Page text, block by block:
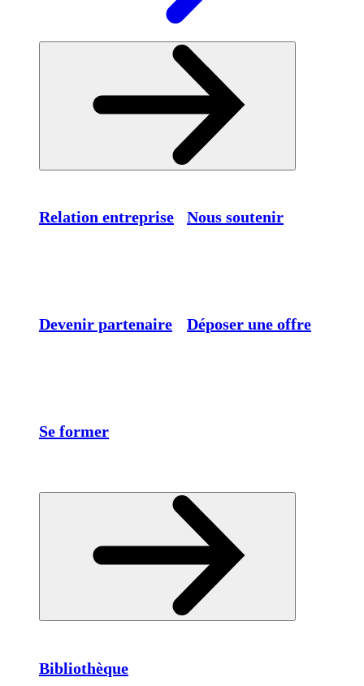
Relation entreprise Nous soutenir
Devenir partenaire Déposer une offre
Se former
Bibliothèque